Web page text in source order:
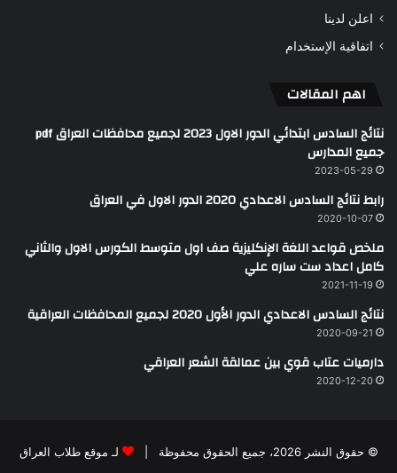
اعلن لدينا
اتفاقية الإستخدام
اهم المقالات
نتائج السادس ابتدائي الدور الاول 2023 لجميع محافظات العراق pdf
جميع المدارس
2023-05-29
رابط نتائج السادس الاعدادي 2020 الدور الاول في العراق
2020-10-07
ملخص قواعد اللغة الإنكليزية صف اول متوسط الكورس الاول والثاني
كامل اعداد ست ساره علي
2021-11-19
نتائج السادس الاعدادي الدور الأول 2020 لجميع المحافظات العراقية
2020-09-21
دارميات عتاب قوي بين عمالقة الشعر العراقي
2020-12-20
© حقوق النشر 2026، جميع الحقوق محفوظة | لـ موقع طلاب العراق